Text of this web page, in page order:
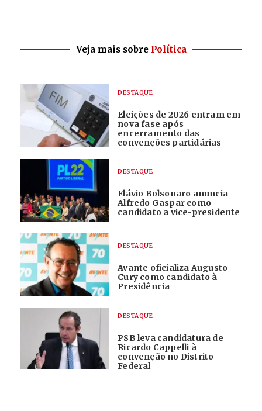
Veja mais sobre Política
DESTAQUE
Eleições de 2026 entram em
nova fase após
encerramento das
convenções partidárias
DESTAQUE
Flávio Bolsonaro anuncia
Alfredo Gaspar como
candidato a vice-presidente
DESTAQUE
Avante oficializa Augusto
Cury como candidato à
Presidência
DESTAQUE
PSB leva candidatura de
Ricardo Cappelli à
convenção no Distrito
Federal